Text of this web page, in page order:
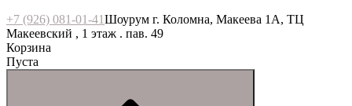
+7 (926) 081-01-41Шоурум г. Коломна, Макеева 1А, ТЦ
Макеевский , 1 этаж . пав. 49
Корзина
Пуста